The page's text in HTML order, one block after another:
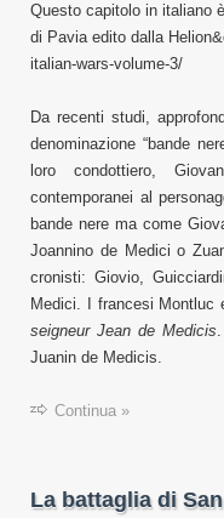
Questo capitolo in italiano
di Pavia edito dalla
italian-wars-volume-3/
Da recenti studi,
denominazione “bande
loro condottiero,
contemporanei al
bande nere macome
Joannino de Medici oZ
cronisti: Giovio,
Medici. I francesi Montluc
seigneur Jean de Medicis.
Juanin de Medicis.
Continua »
La battaglia di